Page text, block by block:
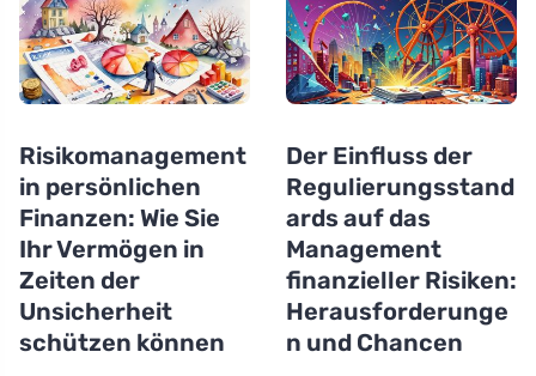
Risikomanagement
in persönlichen
Finanzen: Wie Sie
Ihr Vermögen in
Zeiten der
Unsicherheit
schützen können
Der Einfluss der
Regulierungsstand
ards auf das
Management
finanzieller Risiken:
Herausforderunge
n und Chancen